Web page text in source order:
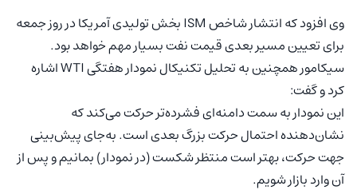
وی افزود که انتشار شاخص ISM بخش تولیدی آمریکا در روز جمعه
برای تعیین مسیر بعدی قیمت نفت بسیار مهم خواهد بود.
سیکامور همچنین به تحلیل تکنیکال نمودار هفتگی WTI اشاره
کرد و گفت:
این نمودار به سمت دامنه‌ای فشرده‌تر حرکت می‌کند که
نشان‌دهنده احتمال حرکت بزرگ بعدی است. به‌جای پیش‌بینی
جهت حرکت، بهتر است منتظر شکست (در نمودار) بمانیم و پس از
آن وارد بازار شویم.